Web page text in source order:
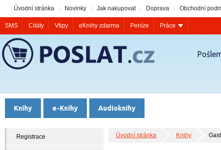
Knihy e-Knihy Audioknihy
Úvodní stránka Knihy
Registrace
Úvodní stránka Novinky Jak nakupovat Doprava Obchodní
SMS Citáty Vtipy eKnihy zdarma Peníze Práce